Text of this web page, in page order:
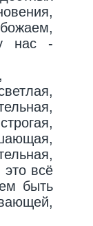
нас -
это всё
быть